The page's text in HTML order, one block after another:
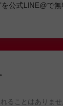
公式LINE@で無
ることはありませ